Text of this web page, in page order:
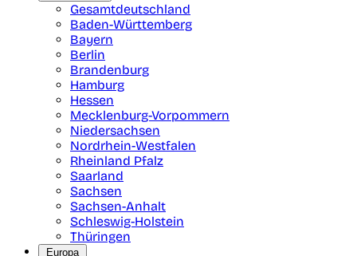
Gesamtdeutschland
Baden-Württemberg
Bayern
Berlin
Brandenburg
Hamburg
Hessen
Mecklenburg-Vorpommern
Niedersachsen
Nordrhein-Westfalen
Rheinland Pfalz
Saarland
Sachsen
Sachsen-Anhalt
Schleswig-Holstein
Thüringen
Europa